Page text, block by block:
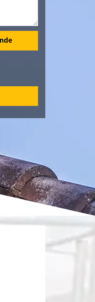
Pose et Nettoyage de gouttières